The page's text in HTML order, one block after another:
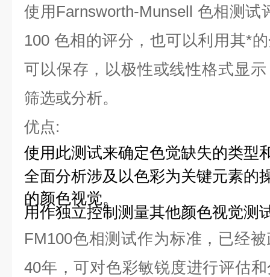
使用Farnsworth-Munsell 色相测试
100 色相的评分，也可以利用其*
可以保存，以极性或线性格式显
筛选或分析。
优点:
使用此测试来确定色觉缺失的类型
全面分析涉及以色彩为关键元素的
的颜色视觉。
用作独立控制测量其他颜色视觉测
FM100色相测试作为标准，已经
40年，可对色彩敏锐度进行评估